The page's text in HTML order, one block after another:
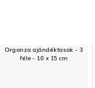
Organza ajándéktasak - 3
féle - 10 x 15 cm